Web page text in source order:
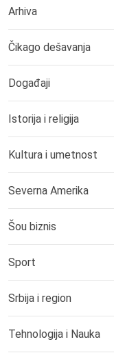
Arhiva
Čikago dešavanja
Događaji
Istorija i religija
Kultura i umetnost
Severna Amerika
Šou biznis
Sport
Srbija i region
Tehnologija i Nauka